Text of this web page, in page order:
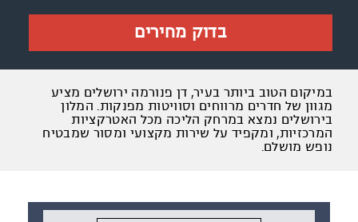
בדוק מחירים
במיקום הטוב ביותר בעיר, דן פנורמה ירושלים מציע
מגוון של חדרים מרווחים וסוויטות מפנקות. המלון
בירושלים נמצא במרחק הליכה מכל האטרקציות
המרכזיות, ומקפיד על שירות מקצועי ומסור שמבטיח
נופש מושלם.